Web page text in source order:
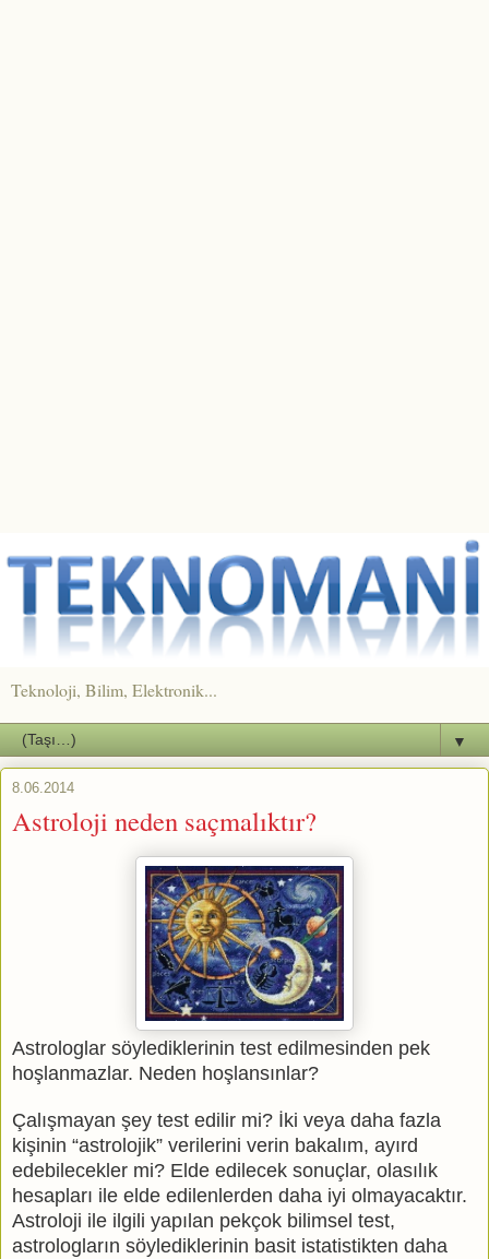
Teknoloji, Bilim, Elektronik...
▼
8.06.2014
Astroloji neden saçmalıktır?
Astrologlar söylediklerinin test edilmesinden pek
hoşlanmazlar. Neden hoşlansınlar?
Çalışmayan şey test edilir mi? İki veya daha fazla
kişinin “astrolojik” verilerini verin bakalım, ayırd
edebilecekler mi? Elde edilecek sonuçlar, olasılık
hesapları ile elde edilenlerden daha iyi olmayacaktır.
Astroloji ile ilgili yapılan pekçok bilimsel test,
astrologların söylediklerinin basit istatistikten daha